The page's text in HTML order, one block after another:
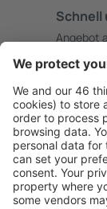
Schnell
Angebot
Sicher
Buchen
Mehr
Attraktive
Benutzer.